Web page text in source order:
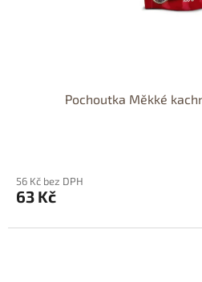
Pochoutka Měkké
56 Kč bez DPH
63 Kč